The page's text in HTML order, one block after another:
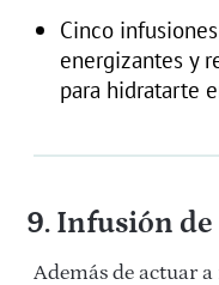
Cinco
energizantes y
para hidratarte
9. Infusión
Además de actuar